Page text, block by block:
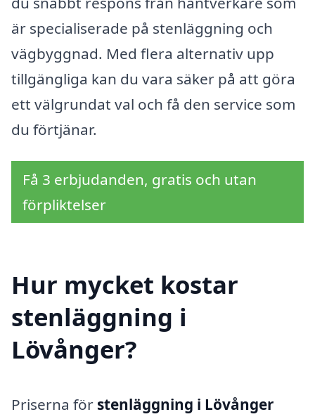
är specialiserade på stenläggning och
vägbyggnad. Med flera alternativ upp
tillgängliga kan du vara säker på att göra
ett välgrundat val och få den service som
du förtjänar.
Få 3 erbjudanden, gratis och utan
förpliktelser
Hur mycket kostar
stenläggning i
Lövånger?
Priserna för stenläggning i Lövånger